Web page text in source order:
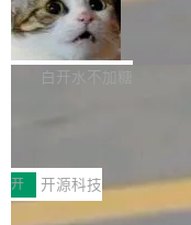
_amf) filter SMPTE
通 ProRes RAW
V ...
on OpenCode Go.」
DeepSeek一天消耗了8
注意这是 OpenCode 一
不完。」5T 来自免费额
NetBSD 11.0 正式发布
NetBSD 11.0 现已正式
作系统的第十八个主要
ve JH71XX 的设备，例
64 STAR64，以及
白开水不加糖
案
享会在上海举办。鸿蒙生
台鲸鸿动能协同华为游戏
开 开源科技